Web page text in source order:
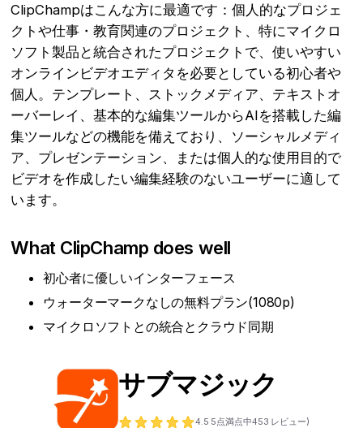
ClipChampはこんな方に最適です：個人的なプロジェ
クトや仕事・教育関連のプロジェクト、特にマイクロ
ソフト製品と統合されたプロジェクトで、使いやすい
オンラインビデオエディタを必要としている初心者や
個人。テンプレート、ストックメディア、テキストオ
ーバーレイ、基本的な編集ツールからAIを搭載した編
集ツールなどの機能を備えており、ソーシャルメディ
ア、プレゼンテーション、または個人的な使用目的で
ビデオを作成したい編集経験のないユーザーに適して
います。
What ClipChamp does well
初心者に優しいインターフェース
ウォーターマークなしの無料プラン(1080p)
マイクロソフトとの統合とクラウド同期
サブマジック
4.5 5点満点中453 レビュー)